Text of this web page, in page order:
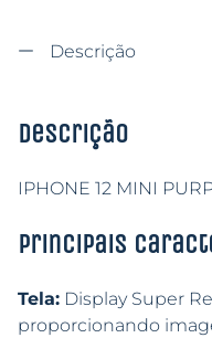
Descrição
Descrição
IPHONE 12 MINI
Principais
Tela: Display Super
proporcionando